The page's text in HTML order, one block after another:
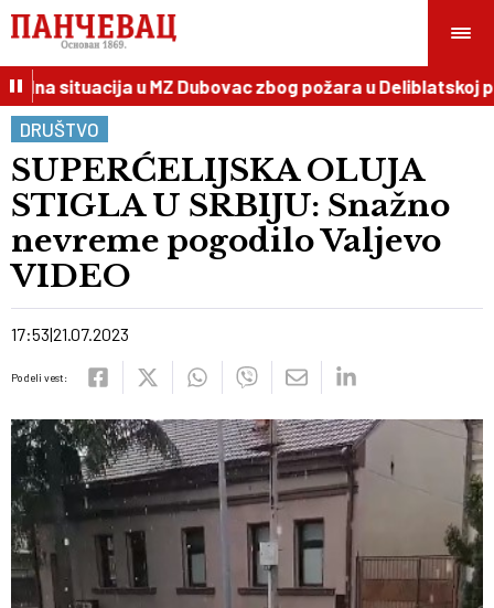
situacija u MZ Dubovac zbog požara u Deliblatskoj
DRUŠTVO
SUPERĆELIJSKA OLUJA
STIGLA U SRBIJU: Snažno
nevreme pogodilo Valjevo
VIDEO
17:53 21.07.2023
Podeli vest: